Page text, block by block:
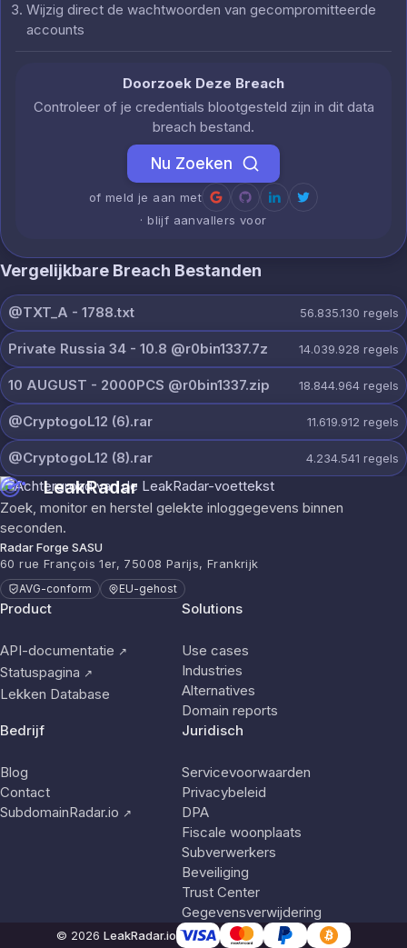
Wijzig direct de wachtwoorden van gecompromitteerde
accounts
Doorzoek Deze Breach
Controleer of je credentials blootgesteld zijn in dit data
breach bestand.
Nu Zoeken
of meld je aan met
· blijf aanvallers voor
Vergelijkbare Breach Bestanden
@TXT_A - 1788.txt 56.835.130 regels
Private Russia 34 - 10.8 @r0bin1337.7z 14.039.928 regels
10 AUGUST - 2000PCS @r0bin1337.zip 18.844.964 regels
@CryptogoL12 (6).rar 11.619.912 regels
@CryptogoL12 (8).rar 4.234.541 regels
LeakRadar
Zoek, monitor en herstel gelekte inloggegevens binnen
seconden.
Radar Forge SASU
60 rue François 1er, 75008 Parijs, Frankrijk
AVG-conform EU-gehost
Product
API-documentatie ↗
Statuspagina ↗
Lekken Database
Solutions
Use cases
Industries
Alternatives
Domain reports
Bedrijf
Blog
Contact
SubdomainRadar.io ↗
Juridisch
Servicevoorwaarden
Privacybeleid
DPA
Fiscale woonplaats
Subverwerkers
Beveiliging
Trust Center
Gegevensverwijdering
© 2026 LeakRadar.io